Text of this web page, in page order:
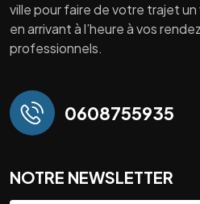
ville pour faire de votre trajet
en arrivant à l’heure à vos
professionnels.
0608755935
NOTRE NEWSLETTER